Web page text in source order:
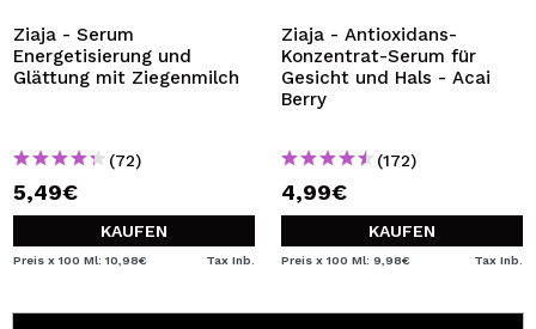
Ziaja - Serum
Energetisierung und
Glättung mit Ziegenmilch
(72)
5,49€
KAUFEN
Preis x 100 Ml: 10,98€ Tax Inb.
Ziaja - Antioxidans-
Konzentrat-Serum für
Gesicht und Hals - Acai
Berry
(172)
4,99€
KAUFEN
Preis x 100 Ml: 9,98€ Tax Inb.